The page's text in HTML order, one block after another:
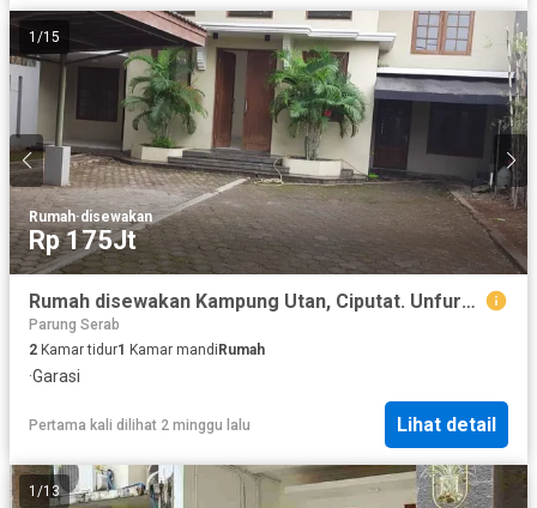
1 /15
Rumah·disewakan
Rp 175Jt
Rumah disewakan Kampung Utan, Ciputat. Unfurnished.
Parung Serab
2 Kamar tidur1 Kamar mandiRumah
·Garasi
Pertama kali dilihat 2 minggu lalu Lihat detail
1 /13